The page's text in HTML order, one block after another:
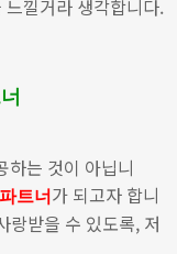
낄거라 생각합니다.
하는 것이 아닙니
트너 가 되고자 합니
랑받을 수 있도록, 저